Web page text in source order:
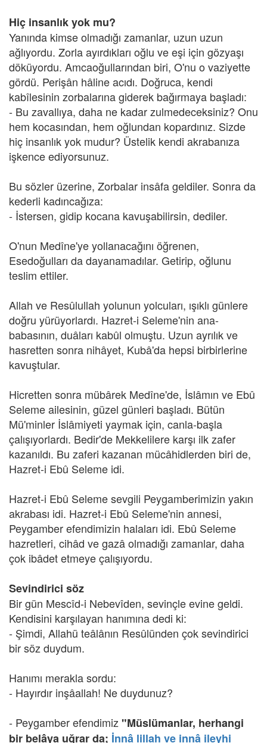
Hiç insanlık yok mu?
Yanında kimse olmadığı zamanlar, uzun uzun
ağlıyordu. Zorla ayırdıkları oğlu ve eşi için gözyaşı
döküyordu. Amcaoğullarından biri, O'nu o vaziyette
gördü. Perişân hâline acıdı. Doğruca, kendi
kabîlesinin zorbalarına giderek bağırmaya başladı:
- Bu zavallıya, daha ne kadar zulmedeceksiniz? Onu
hem kocasından, hem oğlundan kopardınız. Sizde
hiç insanlık yok mudur? Üstelik kendi akrabanıza
işkence ediyorsunuz.
Bu sözler üzerine, Zorbalar insâfa geldiler. Sonra da
kederli kadıncağıza:
- İstersen, gidip kocana kavuşabilirsin, dediler.
O'nun Medîne'ye yollanacağını öğrenen,
Esedoğulları da dayanamadılar. Getirip, oğlunu
teslim ettiler.
Allah ve Resûlullah yolunun yolcuları, ışıklı günlere
doğru yürüyorlardı. Hazret-i Seleme'nin ana-
babasının, duâları kabûl olmuştu. Uzun ayrılık ve
hasretten sonra nihâyet, Kubâ'da hepsi birbirlerine
kavuştular.
Hicretten sonra mübârek Medîne'de, İslâmın ve Ebû
Seleme ailesinin, güzel günleri başladı. Bütün
Mü'minler İslâmiyeti yaymak için, canla-başla
çalışıyorlardı. Bedir'de Mekkelilere karşı ilk zafer
kazanıldı. Bu zaferi kazanan mücâhidlerden biri de,
Hazret-i Ebû Seleme idi.
Hazret-i Ebû Seleme sevgili Peygamberimizin yakın
akrabası idi. Hazret-i Ebû Seleme'nin annesi,
Peygamber efendimizin halaları idi. Ebû Seleme
hazretleri, cihâd ve gazâ olmadığı zamanlar, daha
çok ibâdet etmeye çalışıyordu.
Sevindirici söz
Bir gün Mescîd-i Nebevîden, sevinçle evine geldi.
Kendisini karşılayan hanımına dedi ki:
- Şimdi, Allahü teâlânın Resûlünden çok sevindirici
bir söz duydum.
Hanımı merakla sordu:
- Hayırdır inşâallah! Ne duydunuz?
- Peygamber efendimiz "Müslümanlar, herhangi
bir belâya uğrar da; İnnâ lillah ve innâ ileyhi